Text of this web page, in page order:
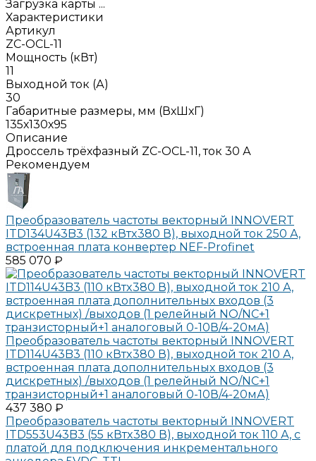
Загрузка карты ...
Характеристики
Артикул
ZC-OCL-11
Мощность (кВт)
11
Выходной ток (А)
30
Габаритные размеры, мм (ВхШхГ)
135х130х95
Описание
Дроссель трёхфазный ZC-OCL-11, ток 30 А
Рекомендуем
Преобразователь частоты векторный INNOVERT
ITD134U43B3 (132 кВтx380 В), выходной ток 250 А,
встроенная плата конвертер NEF-Profinet
585 070 ₽
Преобразователь частоты векторный INNOVERT
ITD114U43B3 (110 кВтx380 В), выходной ток 210 А,
встроенная плата дополнительных входов (3
дискретных) /выходов (1 релейный NO/NC+1
транзисторный+1 аналоговый 0-10В/4-20мА)
437 380 ₽
Преобразователь частоты векторный INNOVERT
ITD553U43B3 (55 кВтx380 В), выходной ток 110 А, с
платой для подключения инкрементального